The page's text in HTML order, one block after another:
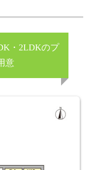
・2LDKのプ
意